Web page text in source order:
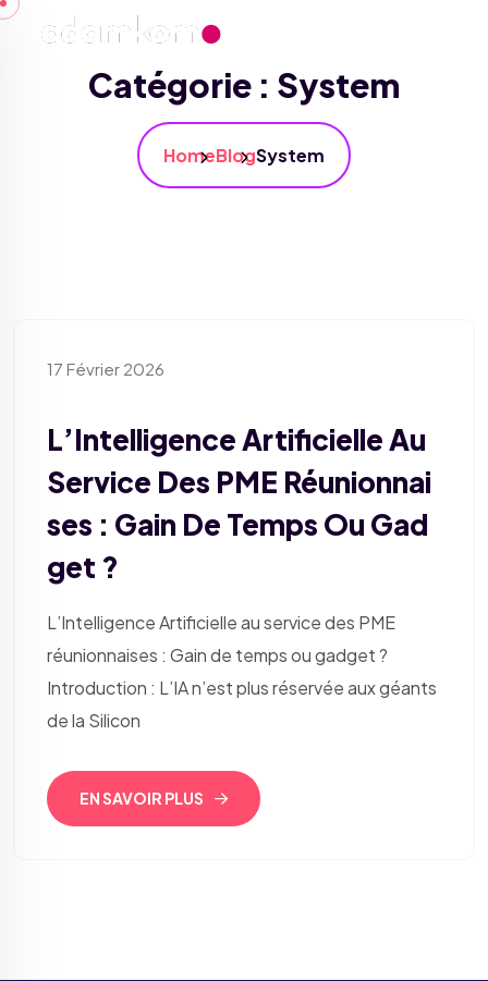
Skip to content
Catégorie : System
HomeBlogSystem
17 Février 2026
L’Intelligence Artificielle Au
Service Des PME Réunionnai
Ses : Gain De Temps Ou Gad
Get ?
L’Intelligence Artificielle au service des PME
réunionnaises : Gain de temps ou gadget ?
Introduction : L’IA n’est plus réservée aux géants
de la Silicon
EN SAVOIR PLUS